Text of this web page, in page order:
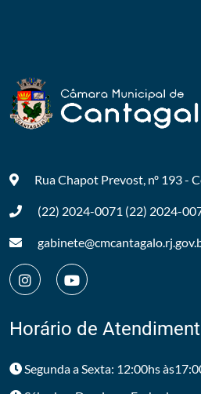
Rua Chapot Prevost, nº 193 -
(22) 2024-0071 (22) 2024-
Horário de
Segunda a Sexta: 12:00hs